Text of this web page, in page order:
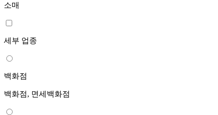
소매
세부 업종
백화점
백화점, 면세백화점